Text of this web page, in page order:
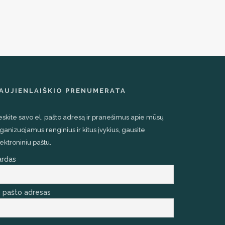
PRENUMERATA
savo el. pašto adresą ir pranešimus apie mūsų
renginius ir kitus įvykius, gausite
paštu.
pašto adresas